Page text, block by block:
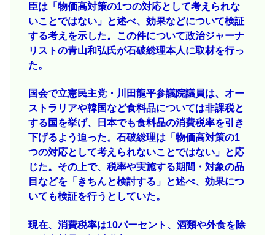
臣は「物価高対策の1つの対応として考えられな
いことではない」と述べ、効果などについて検証
する考えを示した。この件について政治ジャーナ
リストの青山和弘氏が石破総理本人に取材を行っ
た。
国会で立憲民主党・川田龍平参議院議員は、オー
ストラリアや韓国など食料品については非課税と
する国を挙げ、日本でも食料品の消費税率を引き
下げるよう迫った。石破総理は「物価高対策の1
つの対応として考えられないことではない」と応
じた。その上で、税率や実施する期間・対象の品
目などを「きちんと検討する」と述べ、効果につ
いても検証を行うとしていた。
現在、消費税率は10パーセント、酒類や外食を除